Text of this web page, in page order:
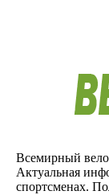
Всемирный
Актуальная
спортсменах.